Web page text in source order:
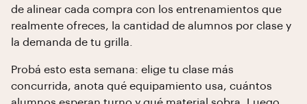
de alinear cada compra con los entrenamientos que
realmente ofreces, la cantidad de alumnos por clase y
la demanda de tu grilla.
Probá esto esta semana: elige tu clase más
concurrida, anota qué equipamiento usa, cuántos